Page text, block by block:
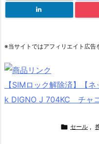
※当サイトではアフィリエイト広告
【SIMロック解除済】【
k DIGNO J 704KC チャ
 セール ,